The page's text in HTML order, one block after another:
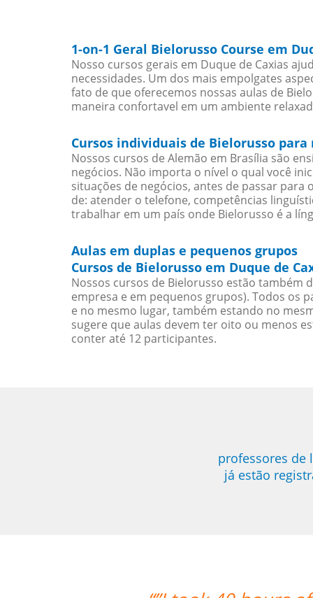
1-on-1 Geral Bielorusso Course em
Nosso cursos gerais em Duque de Caxias
necessidades. Um dos mais empolgates
fato de que oferecemos nossas aulas de
maneira confortavel em um ambiente
Cursos individuais de Bielorusso para
Nossos cursos de Alemão em Brasília são
negócios. Não importa o nível o qual você
situações de negócios, antes de passar
de: atender o telefone, competências
trabalhar em um país onde Bielorusso é a
Aulas em duplas e pequenos grupos
Cursos de Bielorusso em Duque de
Nossos cursos de Bielorusso estão também
empresa e em pequenos grupos). Todos os
e no mesmo lugar, também estando no
sugere que aulas devem ter oito ou menos
conter até 12 participantes.
professores de
já estão